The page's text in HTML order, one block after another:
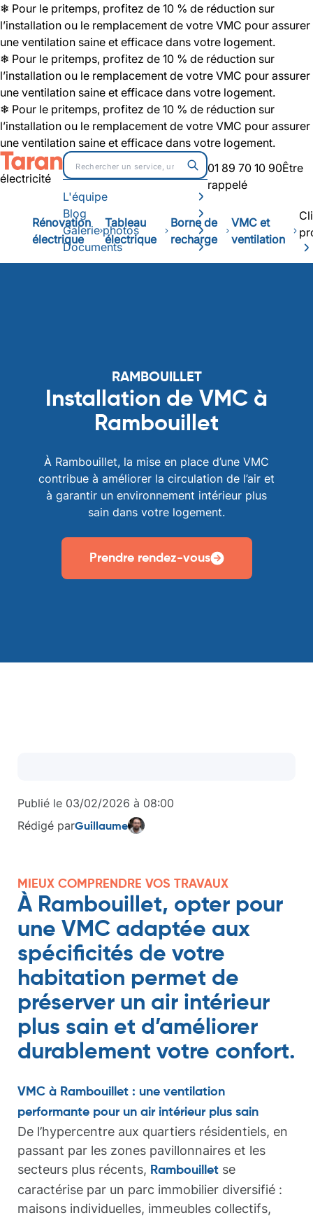
❄ Pour le pritemps, profitez de 10 % de réduction sur
l’installation ou le remplacement de votre VMC pour assurer
une ventilation saine et efficace dans votre logement.
❄ Pour le pritemps, profitez de 10 % de réduction sur
l’installation ou le remplacement de votre VMC pour assurer
une ventilation saine et efficace dans votre logement.
❄ Pour le pritemps, profitez de 10 % de réduction sur
l’installation ou le remplacement de votre VMC pour assurer
une ventilation saine et efficace dans votre logement.
électricité
L'équipe
Blog
Galerie photos
Documents
01 89 70 10 90Être
rappelé
Rénovation
électrique
Tableau
électrique
Borne de
recharge
VMC et
ventilation
RAMBOUILLET
Installation de VMC à
Rambouillet
À Rambouillet, la mise en place d’une VMC
contribue à améliorer la circulation de l’air et
à garantir un environnement intérieur plus
sain dans votre logement.
Prendre rendez-vous
Publié le 03/02/2026 à 08:00
Rédigé parGuillaume
MIEUX COMPRENDRE VOS TRAVAUX
À Rambouillet, opter pour
une VMC adaptée aux
spécificités de votre
habitation permet de
préserver un air intérieur
plus sain et d’améliorer
durablement votre confort.
VMC à Rambouillet : une ventilation
performante pour un air intérieur plus sain
De l’hypercentre aux quartiers résidentiels, en
passant par les zones pavillonnaires et les
secteurs plus récents, Rambouillet se
caractérise par un parc immobilier diversifié :
maisons individuelles, immeubles collectifs,